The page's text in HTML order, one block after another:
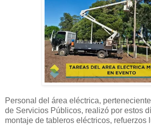
Personal del área eléctrica,
de Servicios Públicos, realizó por estos
montaje de tableros eléctricos, refuerzos